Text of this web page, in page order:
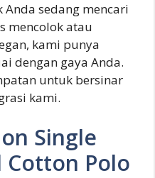
sedang mencari
mencolok atau
kami punya
dengan gaya Anda.
untuk bersinar
kami.
Single
Cotton Polo